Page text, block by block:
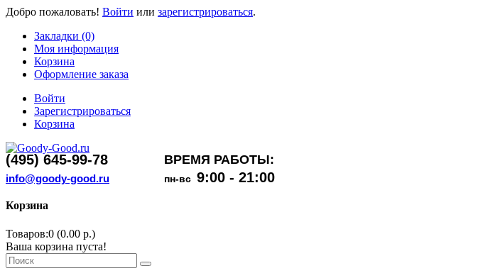
Добро пожаловать! Войти или зарегистрироваться.
Закладки (0)
Моя информация
Корзина
Оформление заказа
Войти
Зарегистрироваться
Корзина
(495) 645-99-78 ВРЕМЯ РАБОТЫ:
info@goody-good.ru пн-вс 9:00 - 21:00
Корзина
Товаров:0 (0.00 р.)
Ваша корзина пуста!